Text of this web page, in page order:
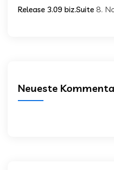
Release 3.09 biz.Suite 8.
Neueste